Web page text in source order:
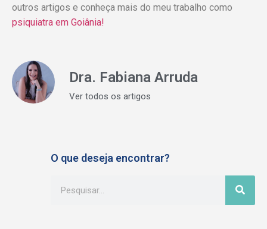
outros artigos e conheça mais do meu trabalho como
psiquiatra em Goiânia!
Dra. Fabiana Arruda
Ver todos os artigos
O que deseja encontrar?